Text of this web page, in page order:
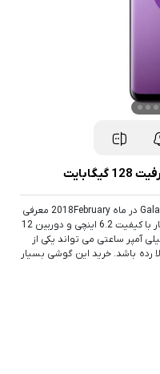
پرچمدار جدید سامسونگ به اسم Galaxy S9 Plus در ماه 2018February معرفی
شد. این گوشی با صفحه نمایش بزرگ و بسیار با کیفیت 6.2 اینچی و دوربین 12
و 6 گیگابایت رم و باتری 3500 میلی آمپر ساعتی می تواند یکی از
رده باشد. خرید این گوشی بسیار